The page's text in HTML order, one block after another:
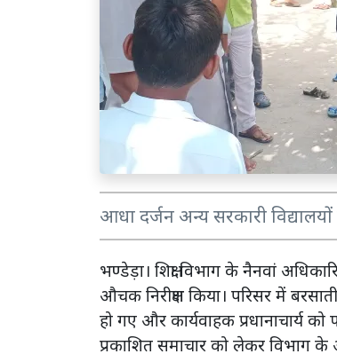
आधा दर्जन अन्य सरकारी
भण्डेड़ा। शिक्षा विभाग के नैनवां
औचक निरीक्षण किया। परिसर में
हो गए और कार्यवाहक प्रधानाचार्य
प्रकाशित समाचार को लेकर विभाग के